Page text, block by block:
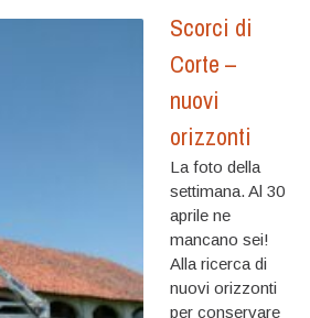
Scorci di
Corte –
nuovi
orizzonti
La foto della
settimana. Al 30
aprile ne
mancano sei!
Alla ricerca di
nuovi orizzonti
per conservare